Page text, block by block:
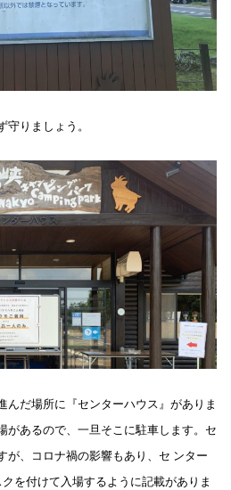
守りましょう。
んだ場所に『センターハウス』がありま
があるので、一旦そこに駐車します。セ
が、コロナ禍の影響もあり、セ ンター
を付けて入場するように記載がありま